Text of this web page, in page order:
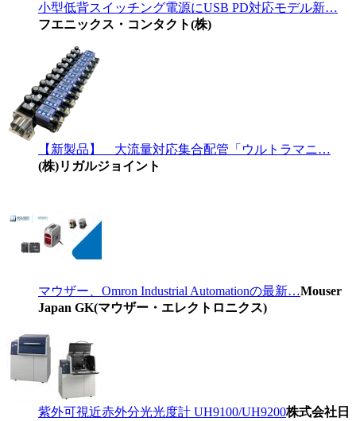
小型低背スイッチング電源にUSB PD対応モデル新…
フエニックス・コンタクト(株)
【新製品】 大流量対応集合配管「ウルトラマニ…
(株)リガルジョイント
マウザー、Omron Industrial Automationの最新…Mouser
Japan GK(マウザー・エレクトロニクス)
紫外可視近赤外分光光度計 UH9100/UH9200株式会社日